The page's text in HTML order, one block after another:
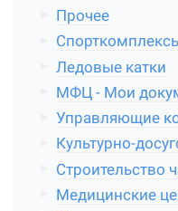
Прочее
Ледовые катки
МФЦ - Мои
Управляющие
Культурно-
Строительство
Медицинские